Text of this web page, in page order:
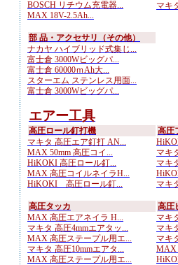
BOSCH リチウム充電器...
MAX 18V-2.5Ah...
マキ
部 品・アクセサリ（その他）
ナカヤ ハイブリッド式集じ...
富士倉 3000Wビッグパ...
富士倉 60000ｍAh大...
スターエム ステンレス用面...
富士倉 3000Wビッグパ...
エアー工具
高圧ロール釘打機
マキタ 高圧エア釘打 AN...
MAX 50mm 高圧コイ...
HiKOKI 高圧ロール釘...
MAX 高圧コイルネイラH...
HiKOKI 高圧ロール釘...
高圧
マキ
マキ
マキ
高圧タッカ
MAX 高圧エアネイラ H...
マキタ 高圧4mmエアタッ...
MAX 高圧ステープル用エ...
マキタ 高圧10mmエアタ...
MAX 高圧ステープル用エ...
高圧
マキ
マキ
マキ
MAX